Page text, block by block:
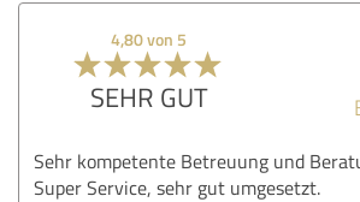
Durchführung
Beratung
Bewertung anzeigen
4,80 von 5
SEHR GUT
Sehr kompetente Betreuung und
Super Service, sehr gut umgesetzt.